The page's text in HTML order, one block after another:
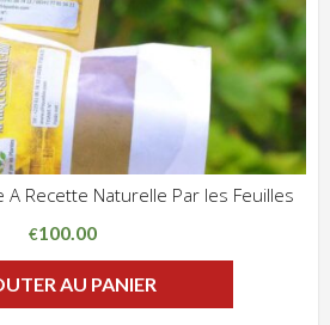
Recette Naturelle Par les Feuilles
€100.00
AU PANIER